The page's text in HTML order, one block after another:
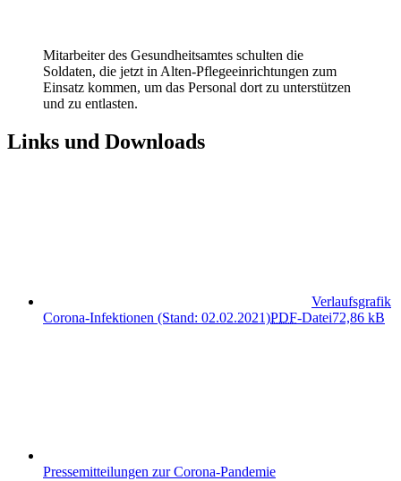
Mitarbeiter des Gesundheitsamtes schulten die
Soldaten, die jetzt in Alten-Pflegeeinrichtungen zum
Einsatz kommen, um das Personal dort zu unterstützen
und zu entlasten.
Links und Downloads
Verlaufsgrafik
Corona-Infektionen (Stand: 02.02.2021)PDF-Datei72,86 kB
Pressemitteilungen zur Corona-Pandemie